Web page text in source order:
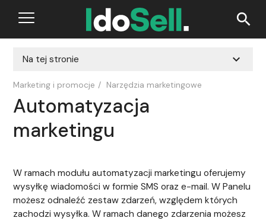
search
Na tej stronie expand_more
Marketing i promocje / Narzędzia marketingowe
Automatyzacja
marketingu
W ramach modułu automatyzacji marketingu oferujemy
wysyłkę wiadomości w formie SMS oraz e-mail. W Panelu
możesz odnaleźć zestaw zdarzeń, względem których
zachodzi wysyłka. W ramach danego zdarzenia możesz